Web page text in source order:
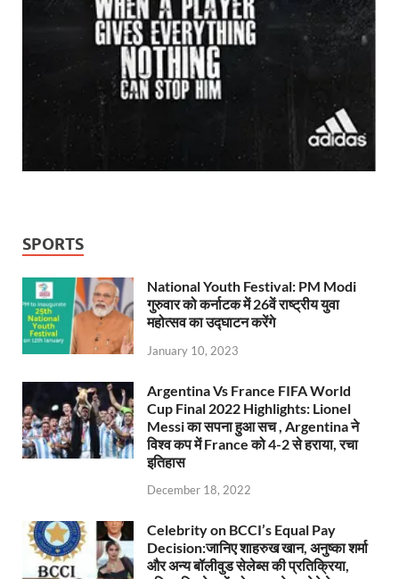
SPORTS
National Youth Festival: PM Modi
गुरुवार को कर्नाटक में 26वें राष्ट्रीय युवा
महोत्सव का उद्घाटन करेंगे
January 10, 2023
Argentina Vs France FIFA World
Cup Final 2022 Highlights: Lionel
Messi का सपना हुआ सच , Argentina ने
विश्व कप में France को 4-2 से हराया, रचा
इतिहास
December 18, 2022
Celebrity on BCCI’s Equal Pay
Decision:जानिए शाहरुख खान, अनुष्का शर्मा
और अन्य बॉलीवुड सेलेब्स की प्रतिक्रिया,